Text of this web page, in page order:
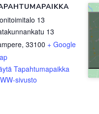
13
13
, 33100 + Google
Tapahtumapaikka
sivusto